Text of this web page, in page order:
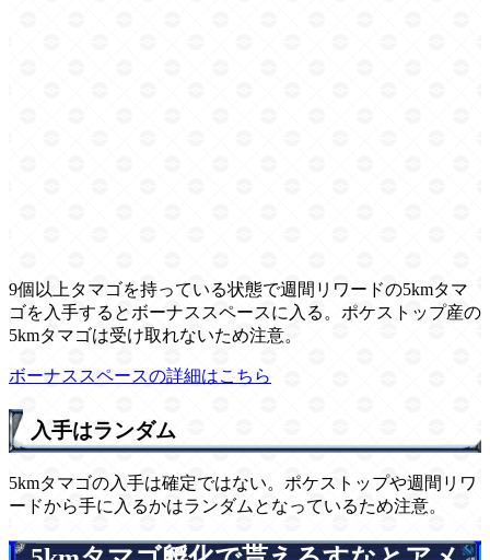
9個以上タマゴを持っている状態で週間リワードの5kmタマ
ゴを入手するとボーナススペースに入る。ポケストップ産の
5kmタマゴは受け取れないため注意。
ボーナススペースの詳細はこちら
入手はランダム
5kmタマゴの入手は確定ではない。ポケストップや週間リワ
ードから手に入るかはランダムとなっているため注意。